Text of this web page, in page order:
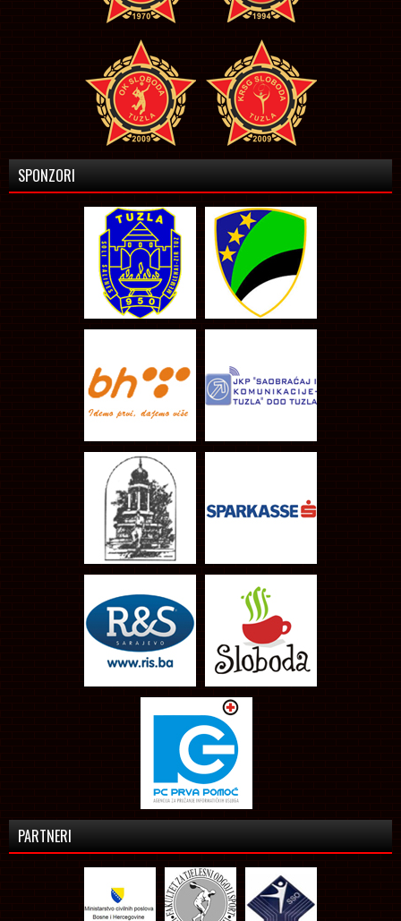
SPONZORI
PARTNERI